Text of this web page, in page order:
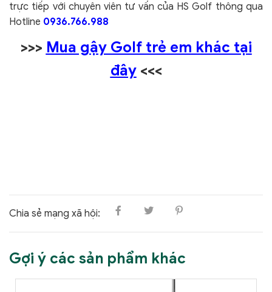
trực tiếp với chuyên viên tư vấn của HS Golf thông qua
Hotline 0936.766.988
>>> Mua gậy Golf trẻ em khác tại
đây <<<
Chia sẻ mạng xã hội:
Gợi ý các sản phẩm khác